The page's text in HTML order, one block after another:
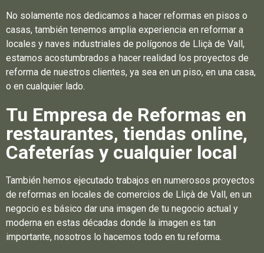
No solamente nos dedicamos a hacer reformas en pisos o
casas, también tenemos amplia experiencia en reformar a
locales y naves industriales de polígonos de Lliçà de Vall,
estamos acostumbrados a hacer realidad los proyectos de
reforma de nuestros clientes, ya sea en un piso, en una casa,
o en cualquier lado.
Tu Empresa de Reformas en
restaurantes, tiendas online,
Cafeterías y cualquier local
También hemos ejecutado trabajos en numerosos proyectos
de reformas en locales de comercios de Lliçà de Vall, en un
negocio es básico dar una imagen de tu negocio actual y
moderna en estas décadas donde la imagen es tan
importante, nosotros lo hacemos todo en tu reforma.